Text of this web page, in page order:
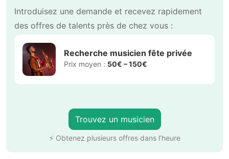
Introduisez une demande et recevez rapidement
des offres de talents près de chez vous :
Recherche musicien fête privée
Prix moyen : 50€ – 150€
Trouvez un musicien
⚡ Obtenez plusieurs offres dans l’heure